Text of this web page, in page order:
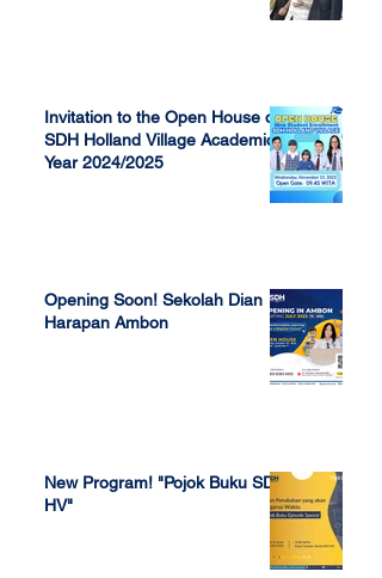
Invitation to the Open House of
SDH Holland Village Academic
Year 2024/2025
Opening Soon! Sekolah Dian
Harapan Ambon
New Program! "Pojok Buku SDH
HV"